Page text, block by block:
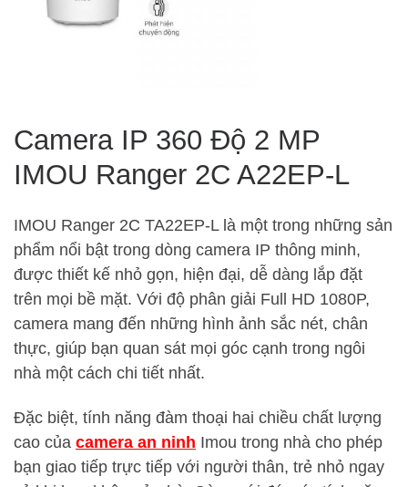
Camera IP 360 Độ 2 MP
IMOU Ranger 2C A22EP-L
IMOU Ranger 2C TA22EP-L là một trong những sản
phẩm nổi bật trong dòng camera IP thông minh,
được thiết kế nhỏ gọn, hiện đại, dễ dàng lắp đặt
trên mọi bề mặt. Với độ phân giải Full HD 1080P,
camera mang đến những hình ảnh sắc nét, chân
thực, giúp bạn quan sát mọi góc cạnh trong ngôi
nhà một cách chi tiết nhất.
Đặc biệt, tính năng đàm thoại hai chiều chất lượng
cao của camera an ninh Imou trong nhà cho phép
bạn giao tiếp trực tiếp với người thân, trẻ nhỏ ngay